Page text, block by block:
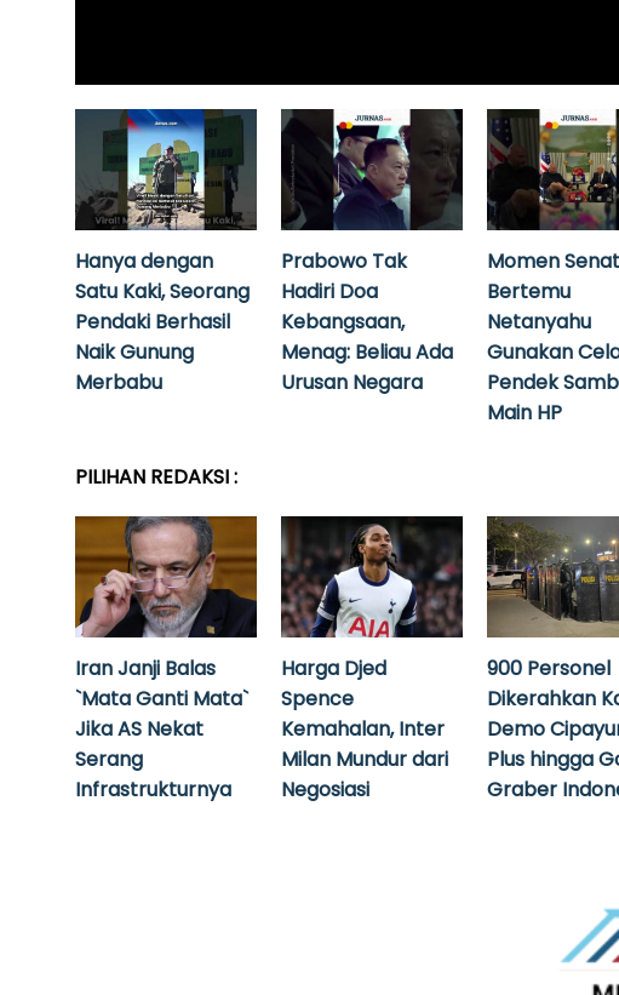
Hanya dengan
Satu Kaki, Seorang
Pendaki Berhasil
Naik Gunung
Merbabu
Prabowo Tak
Hadiri Doa
Kebangsaan,
Menag: Beliau Ada
Urusan Negara
Momen
Bertemu
Netanyahu
Gunakan
Pendek
Main HP
PILIHAN REDAKSI :
Iran Janji Balas
`Mata Ganti Mata`
Jika AS Nekat
Serang
Infrastrukturnya
Harga Djed
Spence
Kemahalan, Inter
Milan Mundur dari
Negosiasi
900 Personel
Dikerahkan
Demo
Plus hingga
Graber